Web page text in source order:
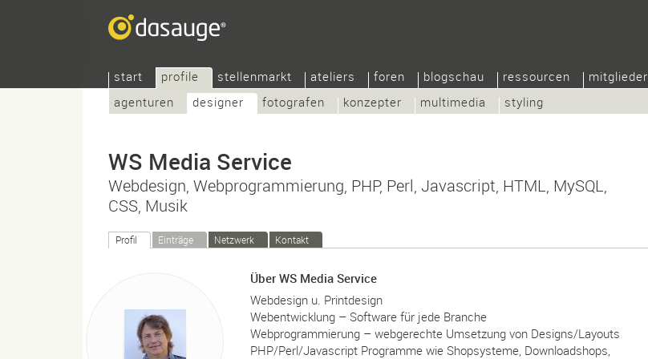
start
profile
agenturen
designer fotografen konzepter multimedia styling
stellenmarkt ateliers foren blogschau ressourcen mitglieder
WS Media Service
Webdesign, Webprogrammierung, PHP, Perl, Javascript, HTML, MySQL,
CSS, Musik
Profil Einträge Netzwerk Kontakt
Über WS Media Service
Webdesign u. Printdesign
Webentwicklung – Software für jede Branche
Webprogrammierung – webgerechte Umsetzung von Designs/Layouts
PHP/Perl/Javascript Programme wie Shopsysteme, Downloadshops,